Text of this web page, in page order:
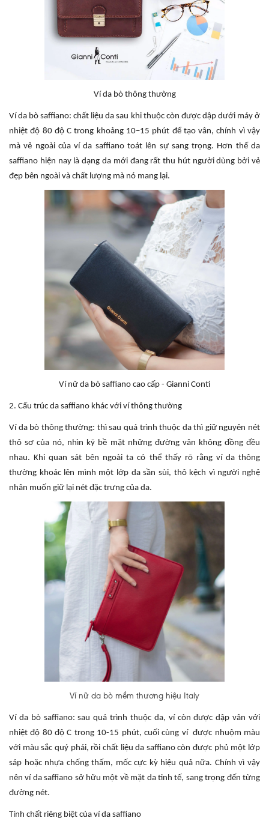
Ví da bò thông thường
Ví da bò saffiano: chất liệu da sau khi thuộc còn được dập dưới máy ở
nhiệt độ 80 độ C trong khoảng 10–15 phút để tạo vân, chính vì vậy
mà vẻ ngoài của ví da saffiano toát lên sự sang trọng. Hơn thế da
saffiano hiện nay là dạng da mới đang rất thu hút người dùng bởi vẻ
đẹp bên ngoài và chất lượng mà nó mang lại.
Ví nữ da bò saffiano cao cấp - Gianni Conti
2. Cấu trúc da saffiano khác với ví thông thường
Ví da bò thông thường: thì sau quá trình thuộc da thì giữ nguyên nét
thô sơ của nó, nhìn kỹ bề mặt những đường vân không đồng đều
nhau. Khi quan sát bên ngoài ta có thể thấy rõ rằng ví da thông
thường khoác lên mình một lớp da sần sùi, thô kệch vì người nghệ
nhân muốn giữ lại nét đặc trưng của da.
Ví nữ da bò mềm thương hiệu Italy
Ví da bò saffiano: sau quá trình thuộc da, ví còn được dập vân với
nhiệt độ 80 độ C trong 10-15 phút, cuối cùng ví được nhuộm màu
với màu sắc quý phái, rồi chất liệu da saffiano còn được phủ một lớp
sáp hoặc nhựa chống thấm, mốc cực kỳ hiệu quả nữa. Chính vì vậy
nên ví da saffiano sở hữu một về mặt da tinh tế, sang trọng đến từng
đường nét.
Tính chất riêng biệt của ví da saffiano